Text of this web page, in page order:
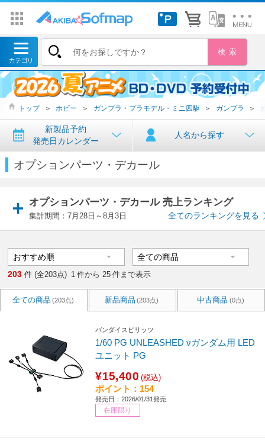
トップ ＞ ホビー ＞ ガンプラ・プラモデル・ミニ四駆 ＞ ガンプラ ＞
新製品予約
発売日カレンダー
人名から探す
オプションパーツ・デカール
オプションパーツ・デカール 売上ランキング
集計期間：7月28日～8月3日 全てのランキングを見る
203 件 (全203点) 1 件から 25 件まで表示
全ての商品 (203点) 新品商品 (203点) 中古商品 (0点)
バンダイスピリッツ
1/60 PG UNLEASHED νガンダム用 LED
ユニット PG
¥15,400 (税込)
ポイント：154
発売日：2026/01/31発売
在庫限り